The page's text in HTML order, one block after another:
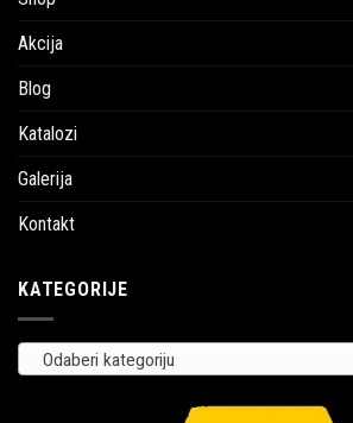
Akcija
Blog
Katalozi
Galerija
Kontakt
KATEGORIJE
Odaberi kategoriju